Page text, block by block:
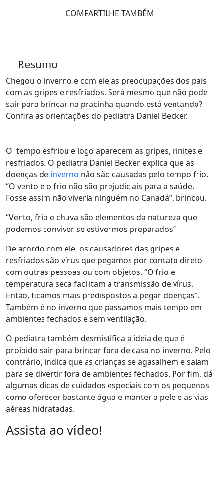
COMPARTILHE TAMBÉM
Resumo
Chegou o inverno e com ele as preocupações dos pais
com as gripes e resfriados. Será mesmo que não pode
sair para brincar na pracinha quando está ventando?
Confira as orientações do pediatra Daniel Becker.
O tempo esfriou e logo aparecem as gripes, rinites e
resfriados. O pediatra Daniel Becker explica que as
doenças de inverno não são causadas pelo tempo frio.
“O vento e o frio não são prejudiciais para a saúde.
Fosse assim não viveria ninguém no Canadá”, brincou.
“Vento, frio e chuva são elementos da natureza que
podemos conviver se estivermos preparados”
De acordo com ele, os causadores das gripes e
resfriados são vírus que pegamos por contato direto
com outras pessoas ou com objetos. “O frio e
temperatura seca facilitam a transmissão de vírus.
Então, ficamos mais predispostos a pegar doenças”.
Também é no inverno que passamos mais tempo em
ambientes fechados e sem ventilação.
O pediatra também desmistifica a ideia de que é
proibido sair para brincar fora de casa no inverno. Pelo
contrário, indica que as crianças se agasalhem e saiam
para se divertir fora de ambientes fechados. Por fim, dá
algumas dicas de cuidados especiais com os pequenos
como oferecer bastante água e manter a pele e as vias
aéreas hidratadas.
Assista ao vídeo!